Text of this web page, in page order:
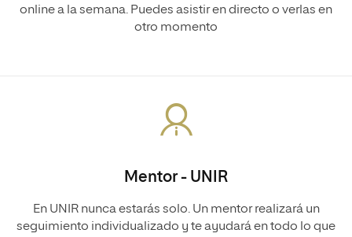
online a la semana. Puedes asistir en directo o verlas en
otro momento
Mentor - UNIR
En UNIR nunca estarás solo. Un mentor realizará un
seguimiento individualizado y te ayudará en todo lo que